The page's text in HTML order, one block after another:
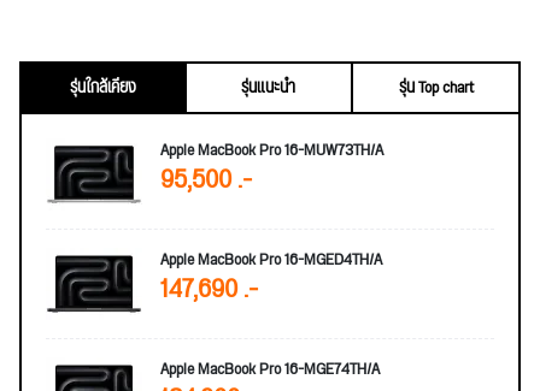
รุ่นใกล้เคียง รุ่นแนะนำ
รุ่น Top chart
Apple MacBook Pro 16-MUW73TH/A
95,500 .-
Apple MacBook Pro 16-MGED4TH/A
147,690 .-
Apple MacBook Pro 16-MGE74TH/A